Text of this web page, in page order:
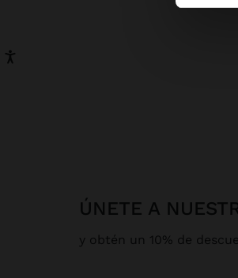
ÚNETE A
y obtén un 10% de